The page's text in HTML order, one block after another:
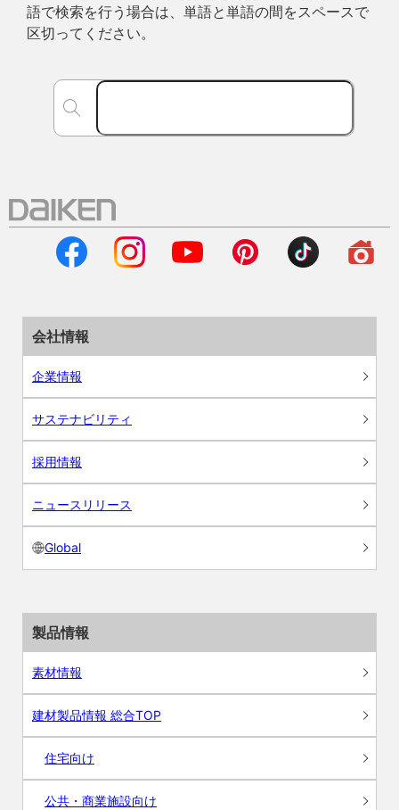
語で検索を行う場合は、単語と単語の間をスペースで
区切ってください。
会社情報
企業情報
サステナビリティ
採用情報
ニュースリリース
Global
製品情報
素材情報
建材製品情報 総合TOP
住宅向け
公共・商業施設向け